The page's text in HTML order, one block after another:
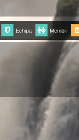
Membri
Echipa